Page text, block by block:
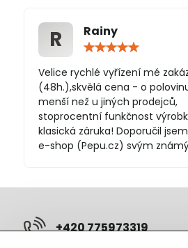
R
Rainy
/
5
Velice rychlé vyřízení mé
(48h.),skvělá cena - o
menší než u jiných prodejců,
stoprocentní funkčnost
klasická záruka! Doporučil
e-shop (Pepu.cz) svým
+420 775973319